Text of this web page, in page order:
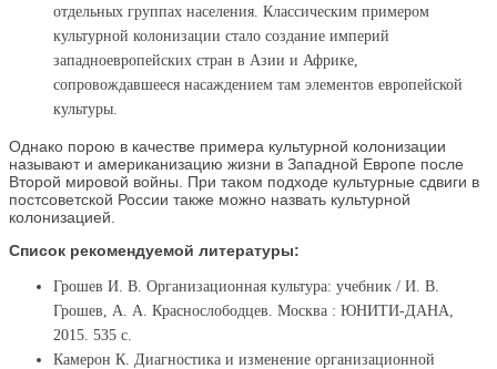
отдельных группах населения. Классическим примером
культурной колонизации стало создание империй
западноевропейских стран в Азии и Африке,
сопровождавшееся насаждением там элементов европейской
культуры.
Однако порою в качестве примера культурной колонизации
называют и американизацию жизни в Западной Европе после
Второй мировой войны. При таком подходе культурные сдвиги в
постсоветской России также можно назвать культурной
колонизацией.
Список рекомендуемой литературы:
Грошев И. В. Организационная культура: учебник / И. В.
Грошев, А. А. Краснослободцев. Москва : ЮНИТИ-ДАНА,
2015. 535 с.
Камерон К. Диагностика и изменение организационной